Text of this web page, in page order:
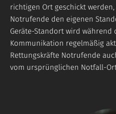
richtigen Ort geschickt
Notrufende den eigenen
Geräte-Standort wird während
Kommunikation regelmäßig
Rettungskräfte Notrufende
vom ursprünglichen Notfall-